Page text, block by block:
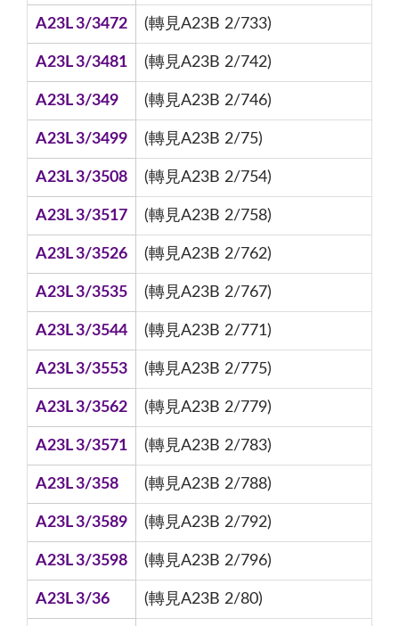
A23L 3/3472 (轉見A23B 2/733)
A23L 3/3481 (轉見A23B 2/742)
A23L 3/349 (轉見A23B 2/746)
A23L 3/3499 (轉見A23B 2/75)
A23L 3/3508 (轉見A23B 2/754)
A23L 3/3517 (轉見A23B 2/758)
A23L 3/3526 (轉見A23B 2/762)
A23L 3/3535 (轉見A23B 2/767)
A23L 3/3544 (轉見A23B 2/771)
A23L 3/3553 (轉見A23B 2/775)
A23L 3/3562 (轉見A23B 2/779)
A23L 3/3571 (轉見A23B 2/783)
A23L 3/358 (轉見A23B 2/788)
A23L 3/3589 (轉見A23B 2/792)
A23L 3/3598 (轉見A23B 2/796)
A23L 3/36 (轉見A23B 2/80)